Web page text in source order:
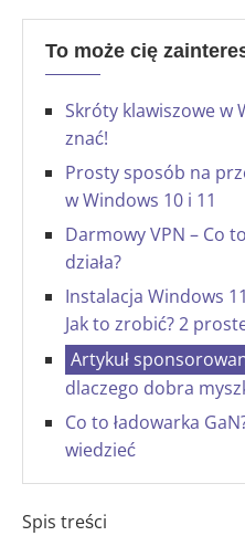
To może cię
Skróty klawiszowe w
znać!
Prosty sposób na
w Windows 10 i 11
Darmowy VPN – Co
działa?
Instalacja Windows
Jak to zrobić? 2
dlaczego dobra
Co to ładowarka
wiedzieć
Spis treści